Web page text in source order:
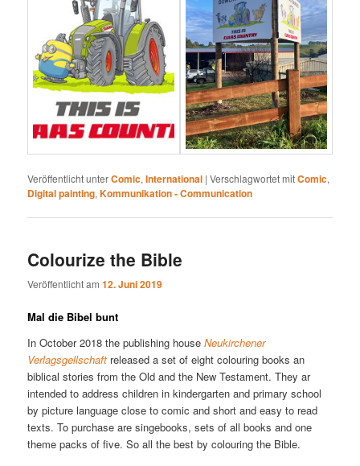
Veröffentlicht unterComic,International |Verschlagwortet mitComic,
Digital painting,Kommunikation - Communication
Colourize the Bible
Veröffentlicht am12. Juni 2019
Mal die Bibel bunt
In October 2018 the publishing houseNeukirchener
Verlagsgellschaft released a set of eight colouring books an
biblical stories from the Old and the New Testament. They ar
intended to address children in kindergarten and primary school
by picture language close to comic and short and easy to read
texts. To purchase are singebooks, sets of all books and one
theme packs of five. So all the best by colouring the Bible.